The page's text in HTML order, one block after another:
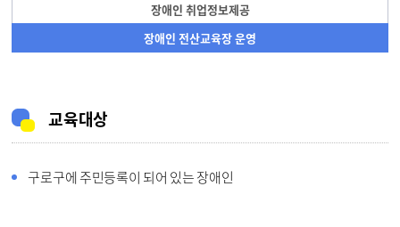
장애인 취업정보제공
장애인 전산교육장 운영
교육대상
구로구에 주민등록이 되어 있는 장애인